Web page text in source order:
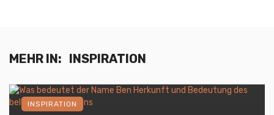
MEHR IN: INSPIRATION
INSPIRATION